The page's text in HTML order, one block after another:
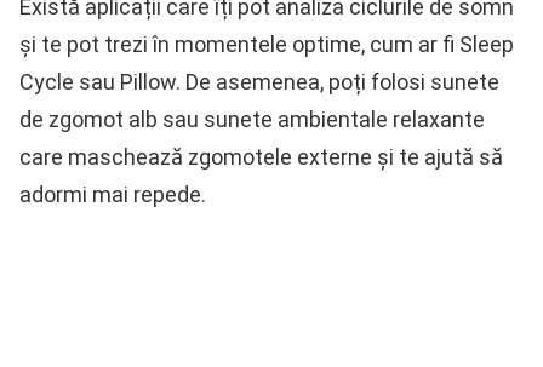
Există aplicații care îți pot analiza ciclurile de somn
și te pot trezi în momentele optime, cum ar fi Sleep
Cycle sau Pillow. De asemenea, poți folosi sunete
de zgomot alb sau sunete ambientale relaxante
care maschează zgomotele externe și te ajută să
adormi mai repede.